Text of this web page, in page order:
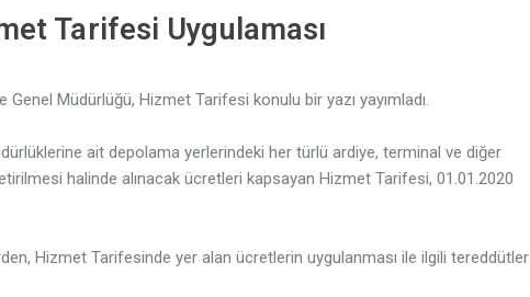
Tarifesi Uygulaması
Müdürlüğü, Hizmet Tarifesi konulu bir yazı yayımladı.
ait depolama yerlerindeki her türlü ardiye, terminal ve diğer
halinde alınacak ücretleri kapsayan Hizmet Tarifesi, 01.01.2020
Hizmet Tarifesinde yer alan ücretlerin uygulanması ile ilgili tereddütler